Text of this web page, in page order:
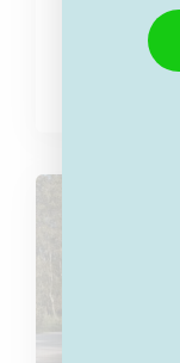
Schenking
Genk